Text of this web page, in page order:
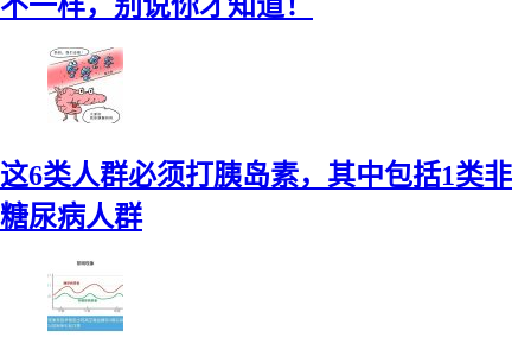
这6类人群必须打胰岛素，其中包括1类非
糖尿病人群